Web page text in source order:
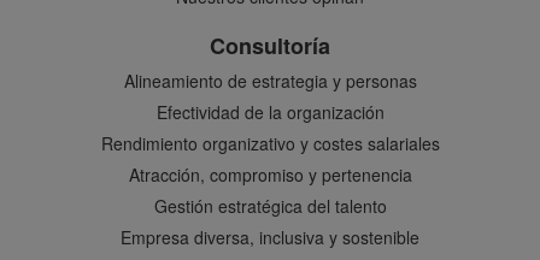
Consultoría
Alineamiento de estrategia y personas
Efectividad de la organización
Rendimiento organizativo y costes salariales
Atracción, compromiso y pertenencia
Gestión estratégica del talento
Empresa diversa, inclusiva y sostenible